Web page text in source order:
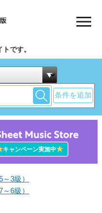
です。
条件を追加
キャンペーン実施中★
3級）
6級）